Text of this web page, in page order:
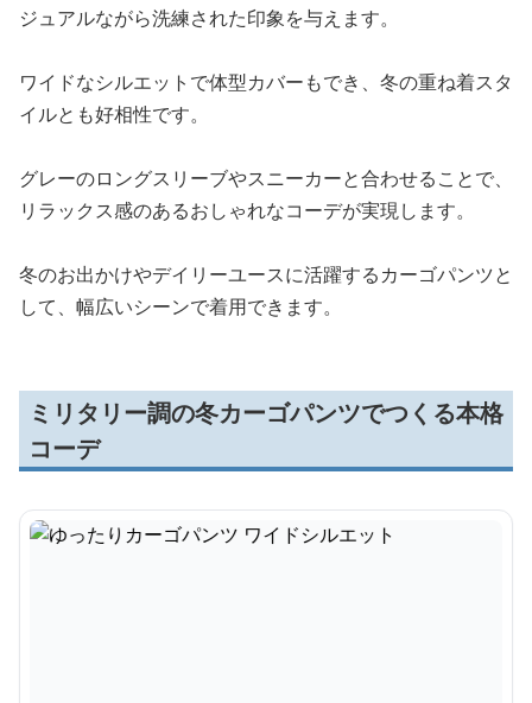
ジュアルながら洗練された印象を与えます。
ワイドなシルエットで体型カバーもでき、冬の重ね着スタ
イルとも好相性です。
グレーのロングスリーブやスニーカーと合わせることで、
リラックス感のあるおしゃれなコーデが実現します。
冬のお出かけやデイリーユースに活躍するカーゴパンツと
して、幅広いシーンで着用できます。
ミリタリー調の冬カーゴパンツでつくる本格
コーデ